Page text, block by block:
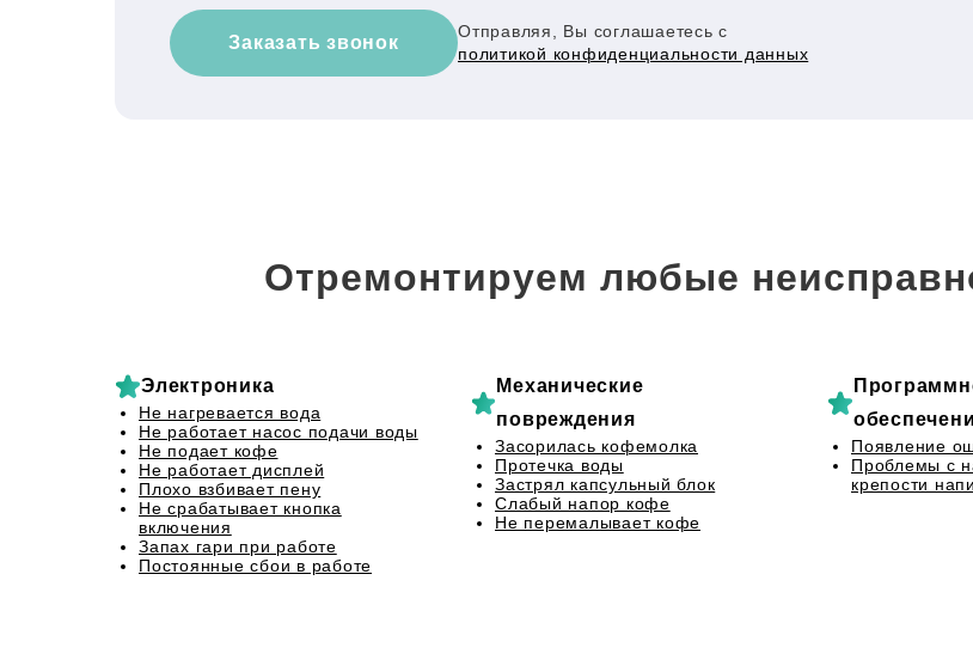
Заказать звонок
Отправляя, Вы соглашаетесь с
политикой конфиденциальности данных
Отремонтируем любые
Электроника
Не нагревается вода
Не работает насос подачи воды
Не подает кофе
Не работает дисплей
Плохо взбивает пену
Не срабатывает кнопка
включения
Запах гари при работе
Постоянные сбои в работе
Механические
повреждения
Засорилась кофемолка
Протечка воды
Застрял капсульный блок
Слабый напор кофе
Не перемалывает кофе
Появление
Проблемы с
крепости